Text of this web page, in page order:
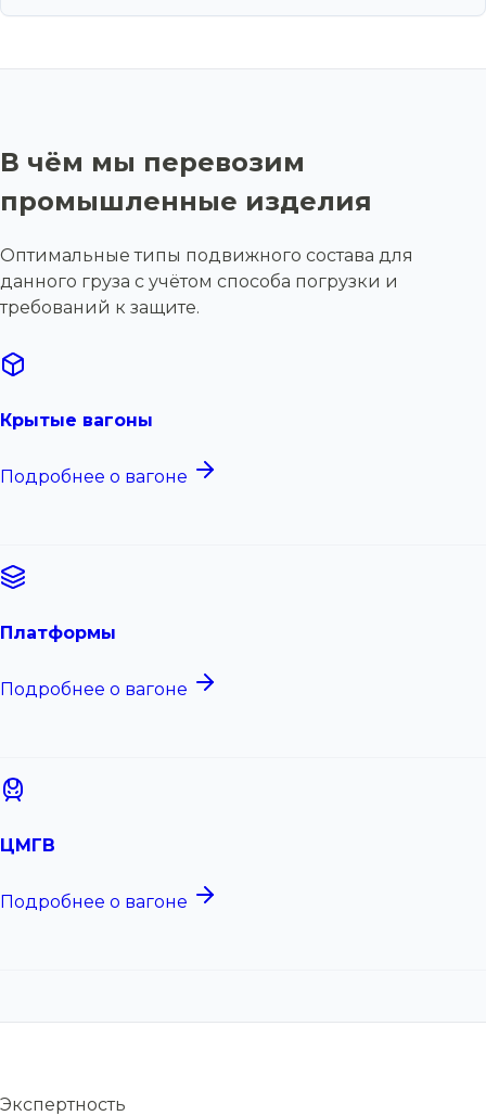
В чём мы перевозим
промышленные изделия
Оптимальные типы подвижного состава для
данного груза с учётом способа погрузки и
требований к защите.
Крытые вагоны
Подробнее о вагоне
Платформы
Подробнее о вагоне
ЦМГВ
Подробнее о вагоне
Экспертность